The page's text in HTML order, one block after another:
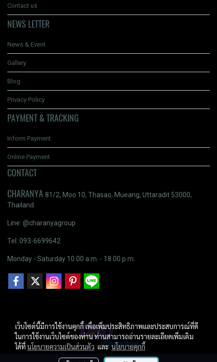
Contact us
NEWS LETTER
News & Event
Gallery
Blog
Privacy Policy
PAYMENT & TRACKING
Inform Payment
Online Payment
CONTACT
CHARANYA 81/2, Moo 10, Thasao, Mueang, Uttaradit 53000,
Thailand
Line: @charanyagroup
Tel: 093-6699642
Monday - Saturday 10.00 a.m. - 18.00 p.m.
เว็บไซต์นี้มีการใช้งานคุกกี้ เพื่อเพิ่มประสิทธิภาพและประสบการณ์ที่ดี
ในการใช้งานเว็บไซต์ของท่าน ท่านสามารถอ่านรายละเอียดเพิ่มเติม
ได้ที่นโยบายความเป็นส่วนตัว และนโยบายคุกกี้